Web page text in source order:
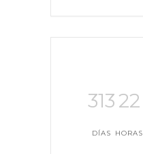
313
DÍAS
22
HORAS